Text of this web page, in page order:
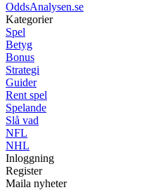
OddsAnalysen.se
Kategorier
Spel
Betyg
Bonus
Strategi
Guider
Rent spel
Spelande
Slå vad
NFL
NHL
Inloggning
Register
Maila nyheter